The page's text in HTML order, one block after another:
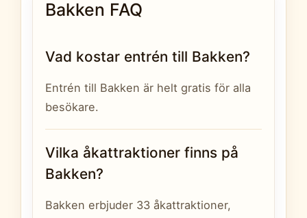
Bakken FAQ
Vad kostar entrén till Bakken?
Entrén till Bakken är helt gratis för alla
besökare.
Vilka åkattraktioner finns på
Bakken?
Bakken erbjuder 33 åkattraktioner,